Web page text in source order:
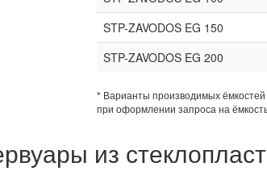
STP-ZAVODOS EG 150
STP-ZAVODOS EG 200
* Варианты производимых
при оформлении запроса на
из